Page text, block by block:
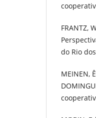
FRANTZ,
do Rio
MEINEN,